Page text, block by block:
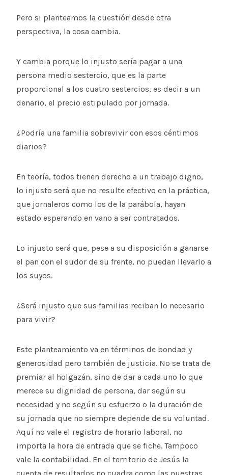
Pero si planteamos la cuestión desde otra
perspectiva, la cosa cambia.
Y cambia porque lo injusto sería pagar a una
persona medio sestercio, que es la parte
proporcional a los cuatro sestercios, es decir a un
denario, el precio estipulado por jornada.
¿Podría una familia sobrevivir con esos céntimos
diarios?
En teoría, todos tienen derecho a un trabajo digno,
lo injusto será que no resulte efectivo en la práctica,
que jornaleros como los de la parábola, hayan
estado esperando en vano a ser contratados.
Lo injusto será que, pese a su disposición a ganarse
el pan con el sudor de su frente, no puedan llevarlo a
los suyos.
¿Será injusto que sus familias reciban lo necesario
para vivir?
Este planteamiento va en términos de bondad y
generosidad pero también de justicia. No se trata de
premiar al holgazán, sino de dar a cada uno lo que
merece su dignidad de persona, dar según su
necesidad y no según su esfuerzo o la duración de
su jornada que no siempre depende de su voluntad.
Aquí no vale el registro de horario laboral, no
importa la hora de entrada que se fiche. Tampoco
vale la contabilidad. En el territorio de Jesús la
cuenta de resultados no cuadra como las nuestras.